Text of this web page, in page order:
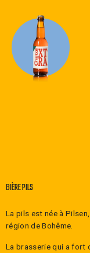
BIÈRE PILS
La pils est née à
région de Bohême.
La brasserie qui a fort